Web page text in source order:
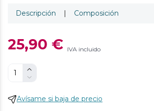
Descripción | Composición
25,90 € IVA incluido
Avísame si baja de precio